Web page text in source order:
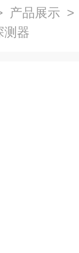
产品展示 >
测器